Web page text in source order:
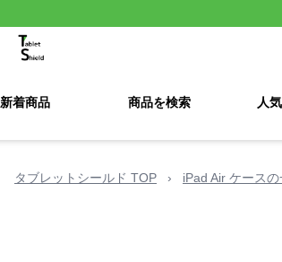
新着商品 商品を検索 人
タブレットシールド TOP › iPad Air ケースの